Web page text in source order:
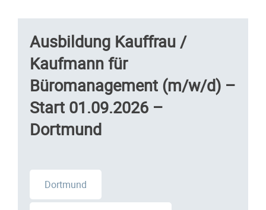
Ausbildung Kauffrau /
Kaufmann für
Büromanagement (m/w/d) –
Start 01.09.2026 –
Dortmund
Dortmund